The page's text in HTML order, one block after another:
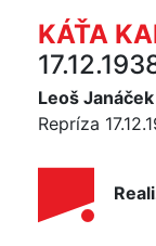
KÁŤA
Leoš Janáček
Repríza